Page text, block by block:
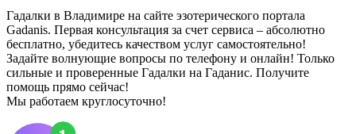
Гадалки в Владимире на сайте эзотерического портала
Gadanis. Первая консультация за счет сервиса – абсолютно
бесплатно, убедитесь качеством услуг самостоятельно!
Задайте волнующие вопросы по телефону и онлайн! Только
сильные и проверенные Гадалки на Гаданис. Получите
помощь прямо сейчас!
Мы работаем круглосуточно!